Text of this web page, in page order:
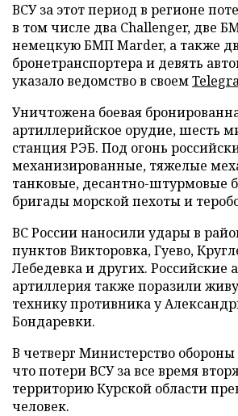
ВСУ за этот период в регионе
в том числе два Challenger, две
немецкую БМП Marder, а также
бронетранспортера и девять
указало ведомство в своем
Уничтожена боевая
артиллерийское орудие, шесть
станция РЭБ. Под огонь
механизированные, тяжелые
танковые, десантно-штурмовые
бригады морской пехоты и
ВС России наносили удары в
пунктов Викторовка, Гуево,
Лебедевка и других. Российские
артиллерия также поразили
технику противника у
Бондаревки.
В четверг Министерство обороны
что потери ВСУ за все время
территорию Курской области
человек.